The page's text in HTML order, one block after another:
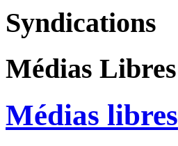
Syndications
Médias Libres
Médias libres